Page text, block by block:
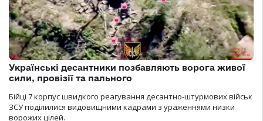
Українські десантники позбавляють ворога живої
сили, провізії та пального
Бійці 7 корпус швидкого реагування десантно-штурмових військ
ЗСУ поділилися видовищними кадрами з ураженнями низки
ворожих цілей.